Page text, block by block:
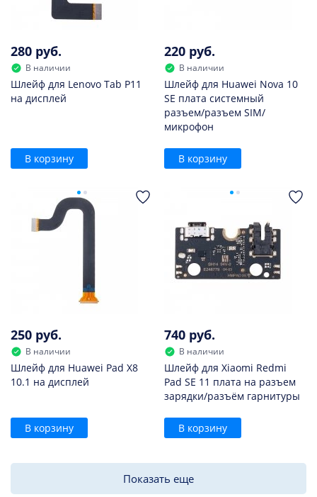
280 руб.
В наличии
Шлейф для Lenovo Tab P11
на дисплей
В корзину
220 руб.
В наличии
Шлейф для Huawei Nova 10
SE плата системный
разъем/разъем SIM/
микрофон
В корзину
250 руб.
В наличии
Шлейф для Huawei Pad X8
10.1 на дисплей
В корзину
740 руб.
В наличии
Шлейф для Xiaomi Redmi
Pad SE 11 плата на разъем
зарядки/разъём гарнитуры
В корзину
Показать еще